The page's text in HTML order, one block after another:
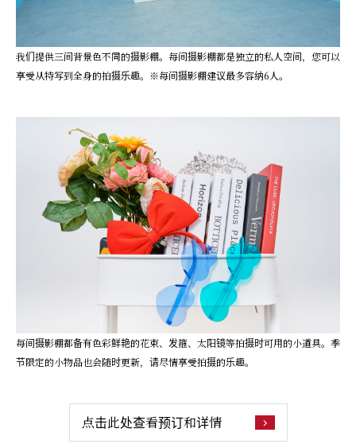
我们提供三间背景色不同的摄影棚。每间摄影棚都是独立的私人空间，您可以
享受从特写到全身的拍摄乐趣。※每间摄影棚建议最多容纳6人。
每间摄影棚都备有色彩鲜艳的花束、发箍、太阳镜等拍摄时可用的小道具。季
节限定的小物品也会随时更新，请尽情享受拍摄的乐趣。
点击此处查看预订和详情